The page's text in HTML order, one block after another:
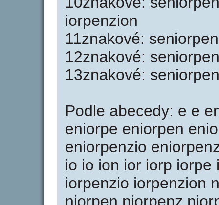
iorpenzion
11znakové:
12znakové:
13znakové:
Podle abecedy: e e
eniorpe eniorpen
eniorpenzio
io io ion ior iorp iorpe
iorpenzio iorpenzion
niorpen niorpenz